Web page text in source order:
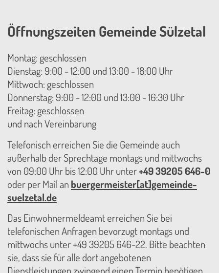
Öffnungszeiten Gemeinde Sülzetal
Montag: geschlossen
Dienstag: 9:00 - 12:00 und 13:00 - 18:00 Uhr
Mittwoch: geschlossen
Donnerstag: 9:00 - 12:00 und 13:00 - 16:30 Uhr
Freitag: geschlossen
und nach Vereinbarung
Telefonisch erreichen Sie die Gemeinde auch
außerhalb der Sprechtage montags und mittwochs
von 09:00 Uhr bis 12:00 Uhr unter+49 39205 646-0
oder per Mail an buergermeister[at]gemeinde-
suelzetal.de
Das Einwohnermeldeamt erreichen Sie bei
telefonischen Anfragen bevorzugt montags und
mittwochs unter +49 39205 646-22. Bitte beachten
sie, dass sie für alle dort angebotenen